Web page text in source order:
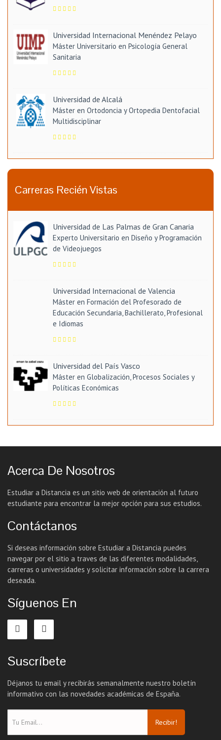
Universidad Internacional Menéndez Pelayo
Máster Universitario en Psicología General
Sanitaria
Universidad de Alcalá
Máster en Ortodoncia y Ortopedia Dentofacial
Multidisciplinar
Carreras Recién Vistas
Universidad de Las Palmas de Gran Canaria
Experto Universitario en Diseño y Programación
de Videojuegos
Universidad Internacional de Valencia
Máster en Formación del Profesorado de
Educación Secundaria, Bachillerato, Profesional
e Idiomas
Universidad del País Vasco
Máster en Globalización, Procesos Sociales y
Políticas Económicas
Acerca De Nosotros
Estudiar a Distancia es un sitio web de orientación al futuro
estudiante para encontrar la mejor opción para sus estudios.
Contáctanos
Si deseas información sobre Estudiar a Distancia puedes
navegar por el sitio a traves de las diferentes modalidades,
carreras o universidades y solicitar información sobre la carrera
deseada.
Síguenos En
Suscríbete
Déjanos tu email y recibirás semanalmente nuestro boletín
informativo con las novedades académicas de España.
Recibir!